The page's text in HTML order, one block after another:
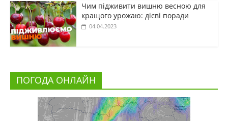
Чим підживити вишню весною для
кращого урожаю: дієві поради
04.04.2023
ПОГОДА ОНЛАЙН